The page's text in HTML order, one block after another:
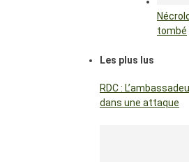
tombé
Les plus lus
RDC :
dans une attaque